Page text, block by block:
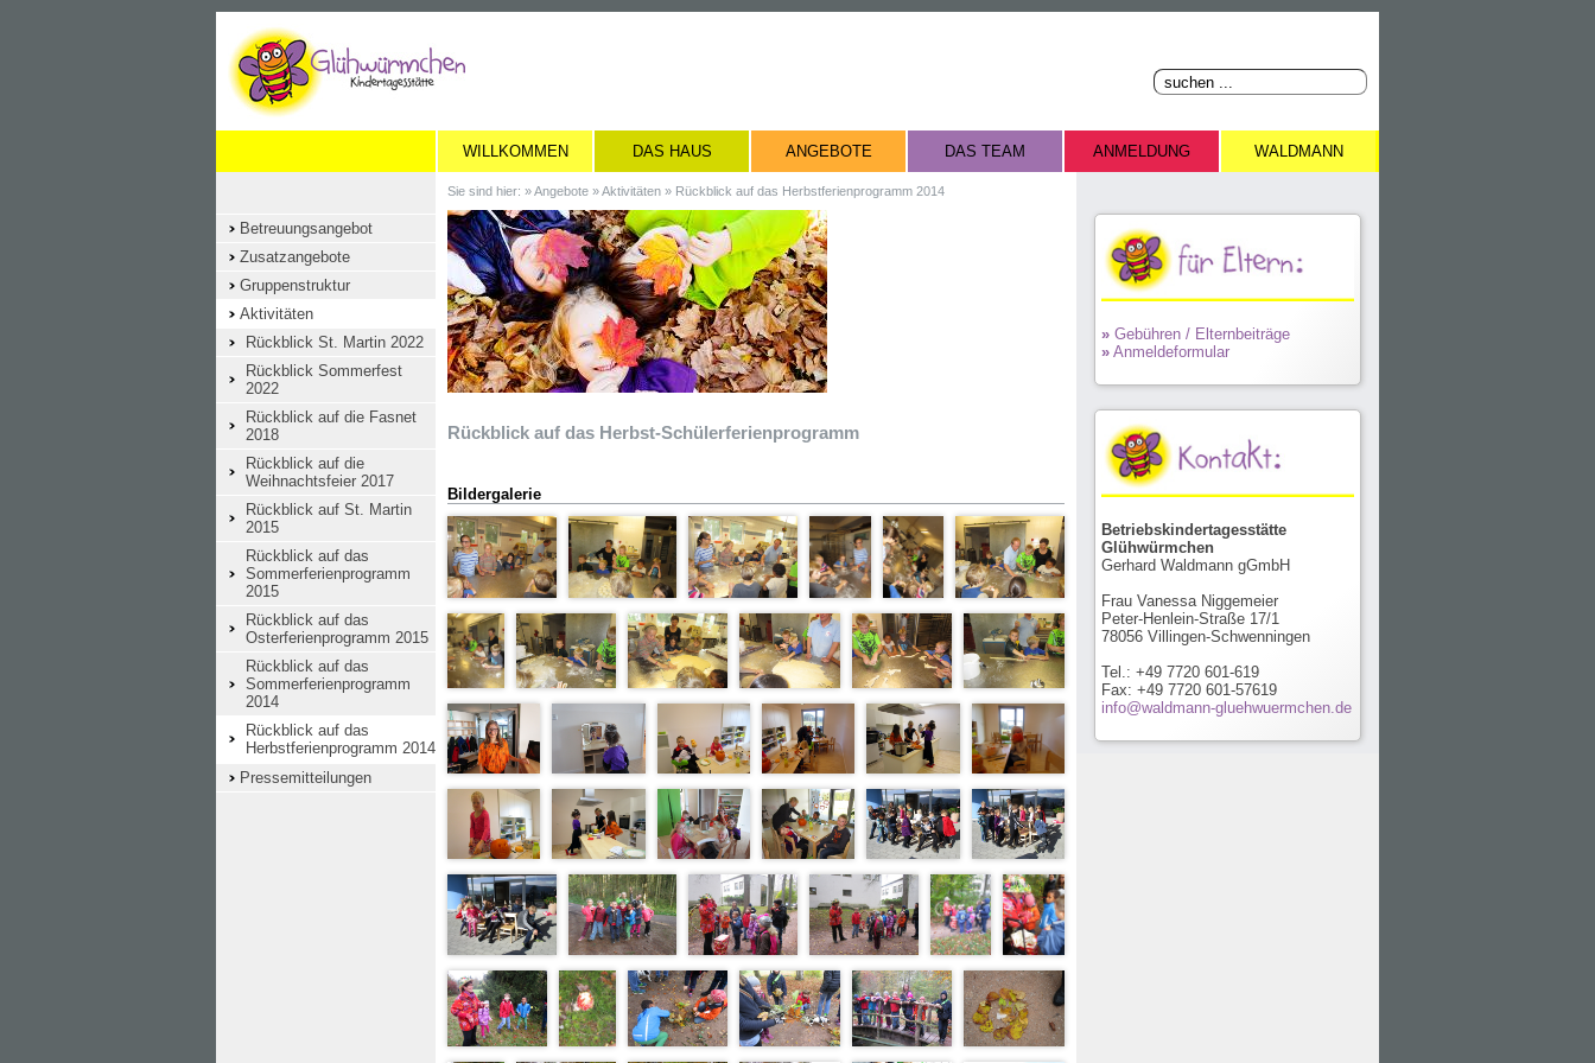
WILLKOMMEN DAS HAUS ANGEBOTE DAS TEAM ANMELDUNG WALDMANN
Betreuungsangebot
Zusatzangebote
Gruppenstruktur
Aktivitäten
Rückblick St. Martin 2022
Rückblick Sommerfest
2022
Rückblick auf die Fasnet
2018
Rückblick auf die
Weihnachtsfeier 2017
Rückblick auf St. Martin
2015
Rückblick auf das
Sommerferienprogramm
2015
Rückblick auf das
Osterferienprogramm 2015
Rückblick auf das
Sommerferienprogramm
2014
Rückblick auf das
Herbstferienprogramm 2014
Pressemitteilungen
» Gebühren / Elternbeiträge
» Anmeldeformular
Betriebskindertagesstätte
Glühwürmchen
Gerhard Waldmann gGmbH
Frau Vanessa Niggemeier
Peter-Henlein-Straße 17/1
78056 Villingen-Schwenningen
Tel.: +49 7720 601-619
Fax: +49 7720 601-57619
info@waldmann-gluehwuermchen.de
Sie sind hier: »Angebote »Aktivitäten » Rückblick auf das Herbstferienprogramm 2014
Rückblick auf das Herbst-Schülerferienprogramm
Bildergalerie